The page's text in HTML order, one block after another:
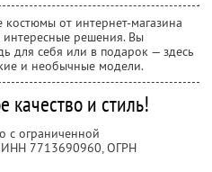
от интернет-магазина
интересные решения. Вы
для себя или в подарок — здесь
и необычные модели.
качество и стиль!
с ограниченной
ИНН 7713690960, ОГРН